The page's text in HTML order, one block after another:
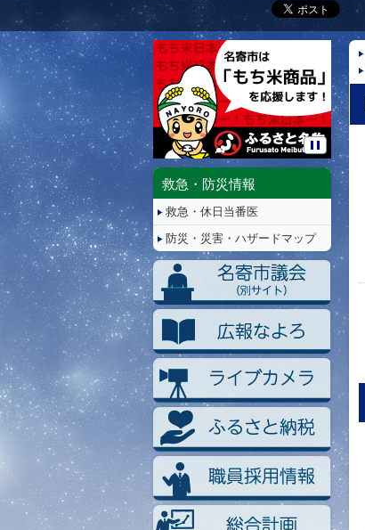
停
再
救急・防災情報
救急・休日当番医
防災・災害・ハザードマップ